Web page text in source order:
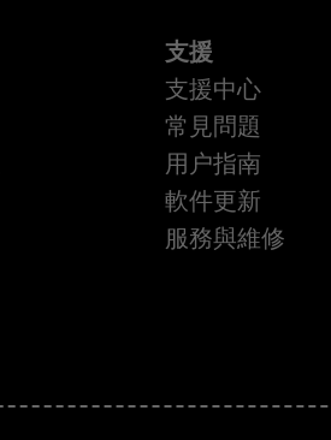
支援
支援中心
常見問題
用户指南
軟件更新
服務與維修